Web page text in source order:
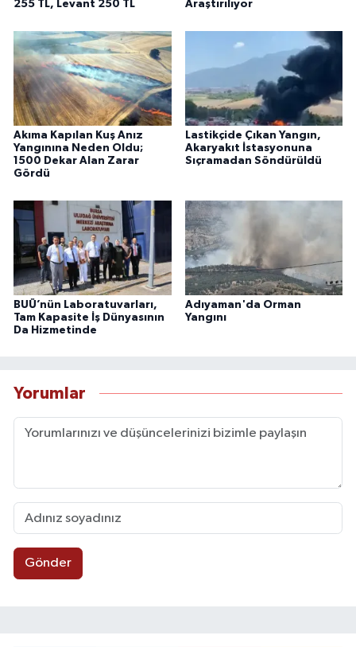
255 TL, Levant 250 TL Araştırılıyor
Akıma Kapılan Kuş Anız
Yangınına Neden Oldu;
1500 Dekar Alan Zarar
Gördü
Lastikçide Çıkan Yangın,
Akaryakıt İstasyonuna
Sıçramadan Söndürüldü
BUÜ’nün Laboratuvarları,
Tam Kapasite İş Dünyasının
Da Hizmetinde
Adıyaman'da Orman
Yangını
Yorumlar
Gönder